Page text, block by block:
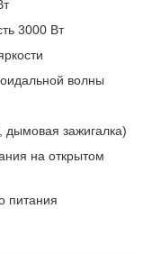
3000 Вт
волны
дымовая зажигалка)
на открытом
питания